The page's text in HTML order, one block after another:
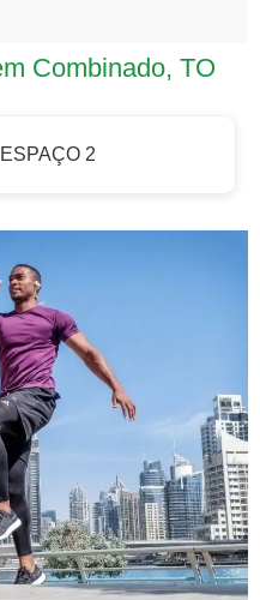
Combinado, TO
2